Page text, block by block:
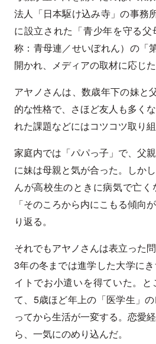
法人「日本駆け込み寺」の事務
に設立された「青少年を守る
称：青母連／せいぼれん）の「
開かれ、メディアの取材に応じた
アヤノさんは、数歳年下の妹と
的な性格で、さほど友人も多く
れた課題などにはコツコツ取り組
家庭内では「パパっ子」で、父
に妹は母親と気が合った。しか
んが高校生のときに病気で亡
「そのころから内にこもる傾向
り返る。
それでもアヤノさんは表立った
3年の冬までは進学した大学に
イトでお小遣いを得ていた。
て、5歳ほど年上の「医学生」
ってから生活が一変する。恋愛
ら、一気にのめり込んだ。